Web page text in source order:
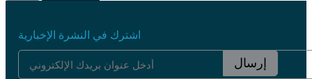
اشترك في النشرة الإخبارية
إرسال